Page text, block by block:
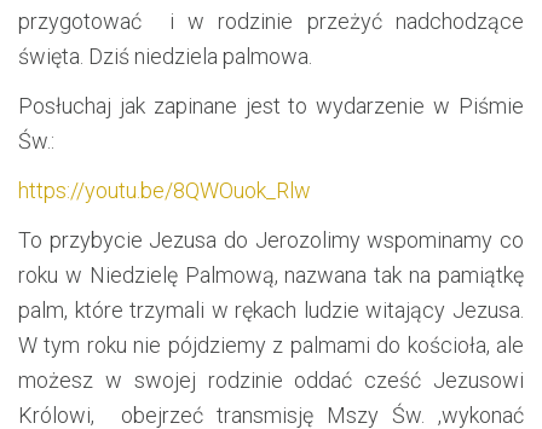
przygotować i w rodzinie przeżyć nadchodzące
święta. Dziś niedziela palmowa.
Posłuchaj jak zapinane jest to wydarzenie w Piśmie
Św.:
https://youtu.be/8QWOuok_Rlw
To przybycie Jezusa do Jerozolimy wspominamy co
roku w Niedzielę Palmową, nazwana tak na pamiątkę
palm, które trzymali w rękach ludzie witający Jezusa.
W tym roku nie pójdziemy z palmami do kościoła, ale
możesz w swojej rodzinie oddać cześć Jezusowi
Królowi, obejrzeć transmisję Mszy Św. ,wykonać